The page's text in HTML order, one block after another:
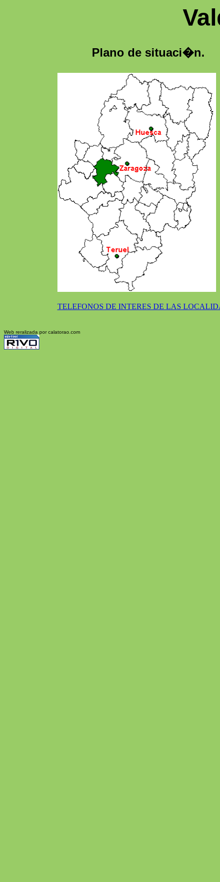
Plano de situaci�n.
TELEFONOS DE INTERES DE LAS
Web reralizada por calatorao.com